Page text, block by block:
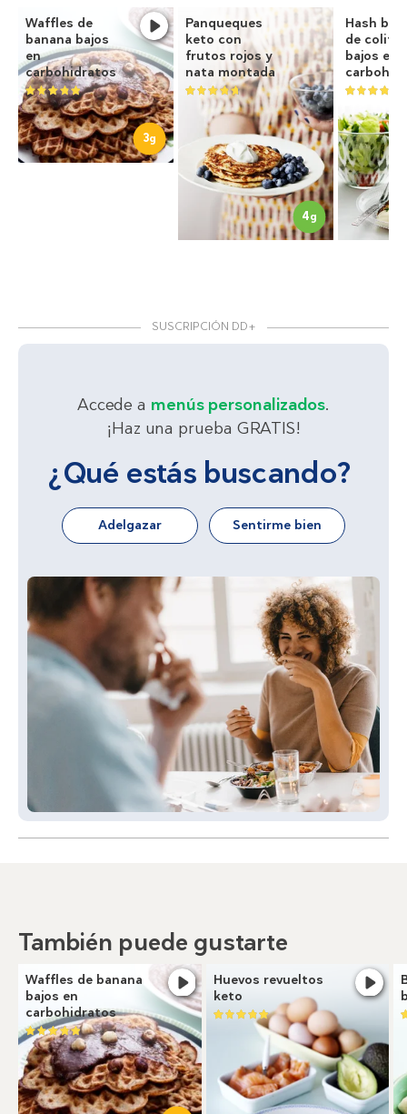
Waffles de
banana bajos
en
carbohidratos
3g
Panqueques
keto con
frutos rojos y
nata montada
4g
Hash
de
bajos en
SUSCRIPCIÓN DD+
Accede a menús personalizados.
¡Haz una prueba GRATIS!
¿Qué estás buscando?
Adelgazar Sentirme bien
También puede gustarte
Waffles de banana
bajos en
carbohidratos
Huevos revueltos
keto